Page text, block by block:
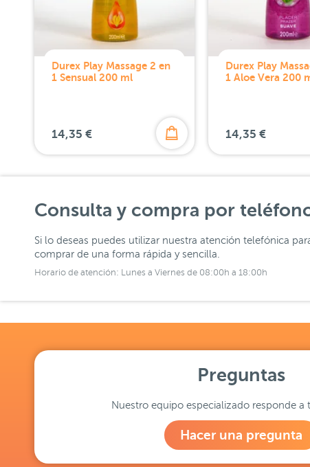
Durex Play Massage 2 en
1 Sensual 200 ml
14,35 €
Durex Play
1 Aloe Vera 200
14,35 €
Consulta y compra por
Si lo deseas puedes utilizar nuestra atención telefónica
comprar de una forma rápida y sencilla.
Horario de atención: Lunes a Viernes de 08:00h a 18:00h
Preguntas
Nuestro equipo especializado responde a
Hacer una pregunta